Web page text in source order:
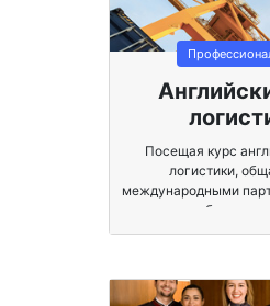
Посещая курс
логистики,
международными
без